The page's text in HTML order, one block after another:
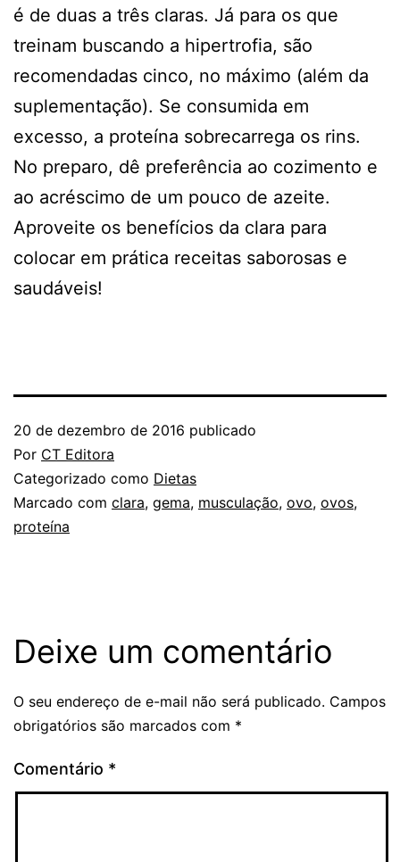
é de duas a três claras. Já para os que
treinam buscando a hipertrofia, são
recomendadas cinco, no máximo (além da
suplementação). Se consumida em
excesso, a proteína sobrecarrega os rins.
No preparo, dê preferência ao cozimento e
ao acréscimo de um pouco de azeite.
Aproveite os benefícios da clara para
colocar em prática receitas saborosas e
saudáveis!
20 de dezembro de 2016 publicado
Por CT Editora
Categorizado como Dietas
Marcado com clara, gema, musculação, ovo, ovos,
proteína
Deixe um comentário
O seu endereço de e-mail não será publicado. Campos
obrigatórios são marcados com *
Comentário *